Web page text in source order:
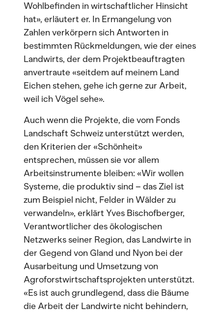
Wohlbefinden in wirtschaftlicher Hinsicht
hat», erläutert er. In Ermangelung von
Zahlen verkörpern sich Antworten in
bestimmten Rückmeldungen, wie der eines
Landwirts, der dem Projektbeauftragten
anvertraute «seitdem auf meinem Land
Eichen stehen, gehe ich gerne zur Arbeit,
weil ich Vögel sehe».
Auch wenn die Projekte, die vom Fonds
Landschaft Schweiz unterstützt werden,
den Kriterien der «Schönheit»
entsprechen, müssen sie vor allem
Arbeitsinstrumente bleiben: «Wir wollen
Systeme, die produktiv sind – das Ziel ist
zum Beispiel nicht, Felder in Wälder zu
verwandeln», erklärt Yves Bischofberger,
Verantwortlicher des ökologischen
Netzwerks seiner Region, das Landwirte in
der Gegend von Gland und Nyon bei der
Ausarbeitung und Umsetzung von
Agroforstwirtschaftsprojekten unterstützt.
«Es ist auch grundlegend, dass die Bäume
die Arbeit der Landwirte nicht behindern,